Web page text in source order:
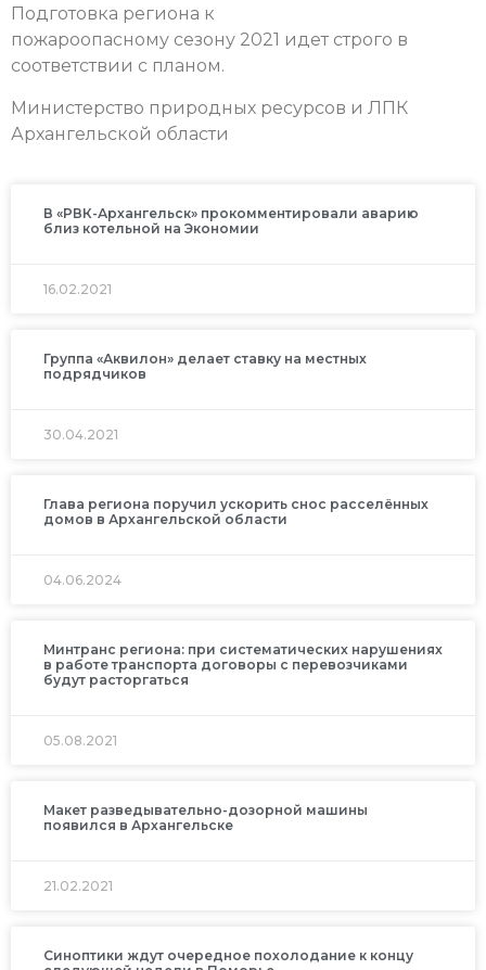
Подготовка региона к
пожароопасному сезону 2021 идет строго в
соответствии с планом.
Министерство природных ресурсов и ЛПК
Архангельской области
В «РВК-Архангельск» прокомментировали аварию
близ котельной на Экономии
16.02.2021
Группа «Аквилон» делает ставку на местных
подрядчиков
30.04.2021
Глава региона поручил ускорить снос расселённых
домов в Архангельской области
04.06.2024
Минтранс региона: при систематических нарушениях
в работе транспорта договоры с перевозчиками
будут расторгаться
05.08.2021
Макет разведывательно-дозорной машины
появился в Архангельске
21.02.2021
Синоптики ждут очередное похолодание к концу